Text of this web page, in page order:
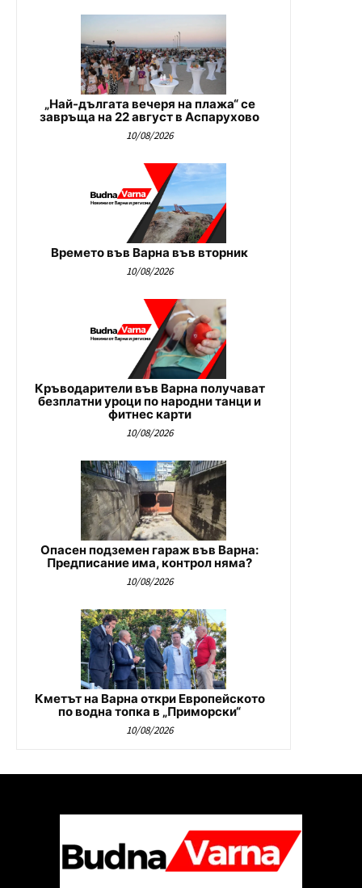
„Най-дългата вечеря на плажа“ се
завръща на 22 август в Аспарухово
10/08/2026
Времето във Варна във вторник
10/08/2026
Кръводарители във Варна получават
безплатни уроци по народни танци и
фитнес карти
10/08/2026
Опасен подземен гараж във Варна:
Предписание има, контрол няма?
10/08/2026
Кметът на Варна откри Европейското
по водна топка в „Приморски“
10/08/2026